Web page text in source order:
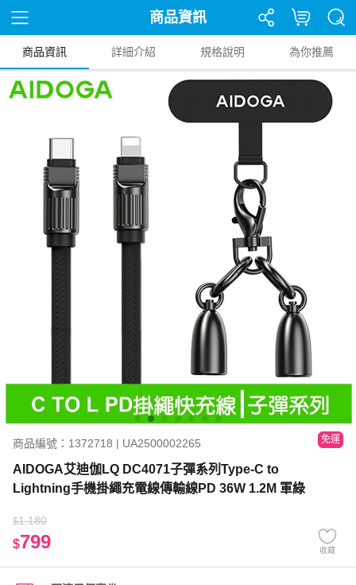
商品資訊
商品資訊 詳細介紹 規格說明 為你推薦
商品編號：1372718 | UA2500002265 免運
AIDOGA艾迪伽LQ DC4071子彈系列Type-C to
Lightning手機掛繩充電線傳輸線PD 36W 1.2M 軍綠
$1,180
$799 收藏